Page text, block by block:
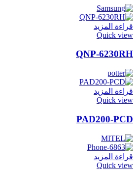
قراءة المزيد
Quick view
QNP-6230RH
قراءة المزيد
Quick view
PAD200-PCD
قراءة المزيد
Quick view